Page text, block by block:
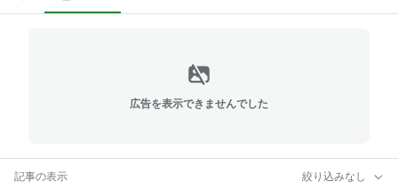
広告を表示できませんでした
記事の表示 絞り込みなし